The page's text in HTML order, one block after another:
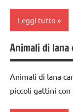
Natale
presepe
Primavera
TUTORIAL
classe
5a
FESTE
DELL'ANNO
lana
cardata
Leggi tutto
3a
settimana
di
avvento
Animali di lana
Animali di lana
piccoli gattini